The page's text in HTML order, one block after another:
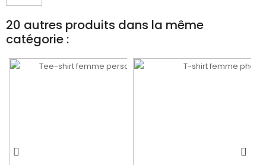
20 autres produits dans la même
catégorie :